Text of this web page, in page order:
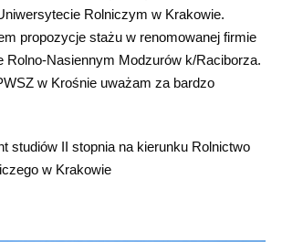
Rolniczym w Krakowie.
propozycje stażu w renomowanej firmie
Rolno-Nasiennym Modzurów k/Raciborza.
w Krośnie uważam za bardzo
studiów II stopnia na kierunku Rolnictwo
w Krakowie